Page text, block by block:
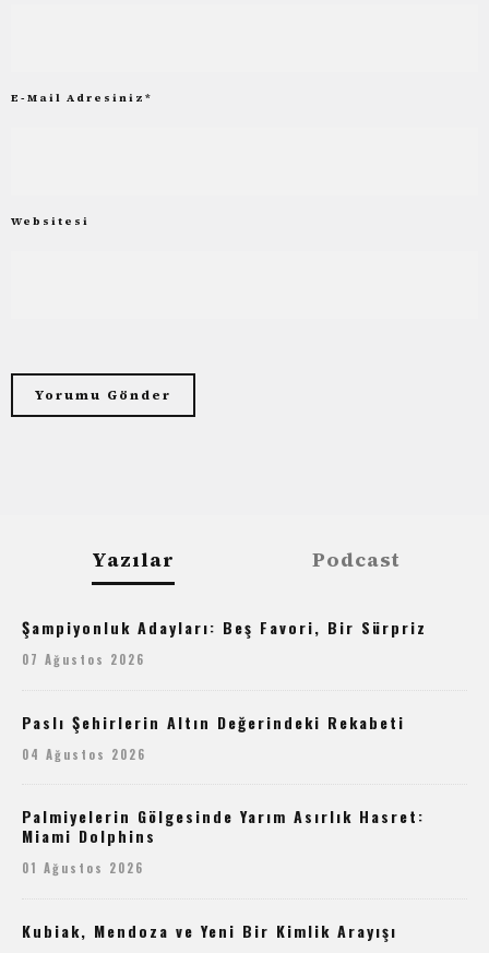
E-Mail Adresiniz *
Websitesi
Yazılar Podcast
Şampiyonluk Adayları: Beş Favori, Bir Sürpriz
07 Ağustos 2026
Paslı Şehirlerin Altın Değerindeki Rekabeti
04 Ağustos 2026
Palmiyelerin Gölgesinde Yarım Asırlık Hasret:
Miami Dolphins
01 Ağustos 2026
Kubiak, Mendoza ve Yeni Bir Kimlik Arayışı